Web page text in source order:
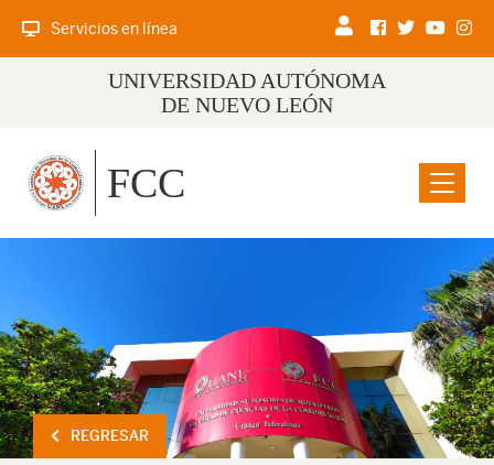
Servicios en línea
UNIVERSIDAD AUTÓNOMA
DE NUEVO LEÓN
Menu
FCC
REGRESAR